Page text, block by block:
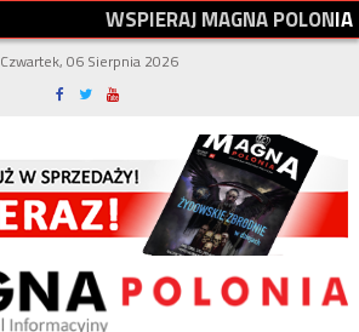
WSPIERAJMAGNAPOLONIA
Czwartek, 06 Sierpnia 2026